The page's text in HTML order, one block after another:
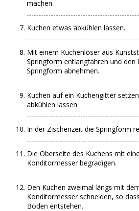
machen.
Kuchen etwas abkühlen lassen.
Mit einem Kuchenlöser aus
Springform entlangfahren und den
Springform abnehmen.
Kuchen auf ein Kuchengitter
abkühlen lassen.
In der Zischenzeit die Springform
Die Oberseite des Kuchens mit
Konditormesser begradigen.
Den Kuchen zweimal längs mit
Konditormesser schneiden, so
Böden entstehen.